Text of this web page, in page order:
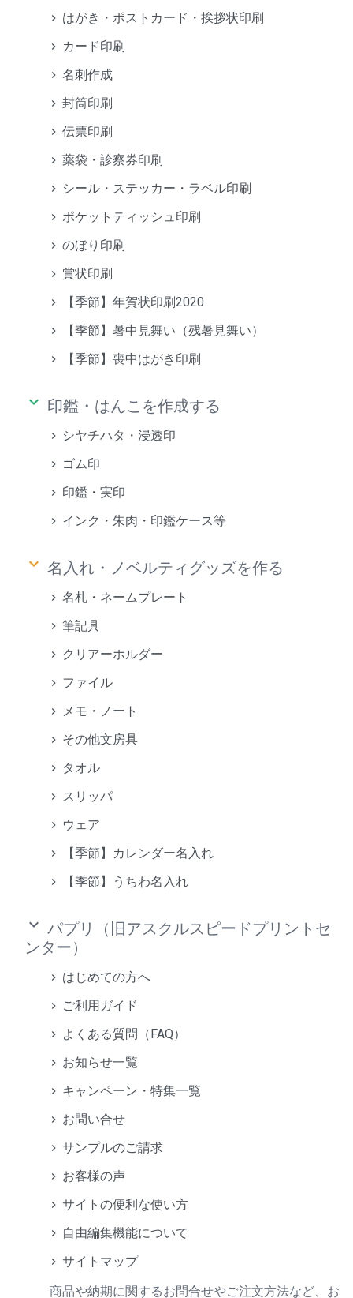
はがき・ポストカード・挨拶状印刷
カード印刷
名刺作成
封筒印刷
伝票印刷
薬袋・診察券印刷
シール・ステッカー・ラベル印刷
ポケットティッシュ印刷
のぼり印刷
賞状印刷
【季節】年賀状印刷2020
【季節】暑中見舞い（残暑見舞い）
【季節】喪中はがき印刷
keyboard_arrow_down 印鑑・はんこを作成する
シヤチハタ・浸透印
ゴム印
印鑑・実印
インク・朱肉・印鑑ケース等
keyboard_arrow_down 名入れ・ノベルティグッズを作る
名札・ネームプレート
筆記具
クリアーホルダー
ファイル
メモ・ノート
その他文房具
タオル
スリッパ
ウェア
【季節】カレンダー名入れ
【季節】うちわ名入れ
keyboard_arrow_down パプリ（旧アスクルスピードプリントセ
ンター）
はじめての方へ
ご利用ガイド
よくある質問（FAQ）
お知らせ一覧
キャンペーン・特集一覧
お問い合せ
サンプルのご請求
お客様の声
サイトの便利な使い方
自由編集機能について
サイトマップ
商品や納期に関するお問合せやご注文方法など、お